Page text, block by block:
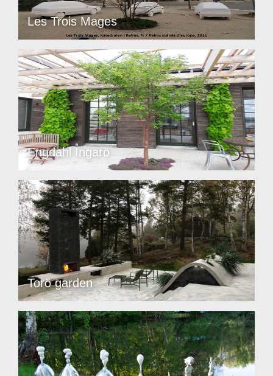
Les Trois Mages
Engdahl Ingarö
Torö garden